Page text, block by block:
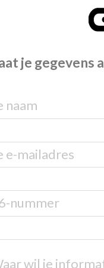
je
naam
e-mailadres
nummer
wil je